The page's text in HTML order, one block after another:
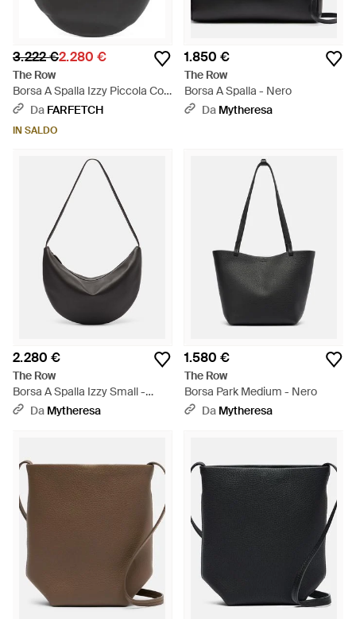
3.222 €2.280 €
The Row
Borsa A Spalla Izzy Piccola Con
Zip - Nero
Da FARFETCH
IN SALDO
1.850 €
The Row
Borsa A Spalla - Nero
Da Mytheresa
2.280 €
The Row
Borsa A Spalla Izzy Small -
NeroDa Mytheresa
1.580 €
The Row
Borsa Park Medium - Nero
Da Mytheresa